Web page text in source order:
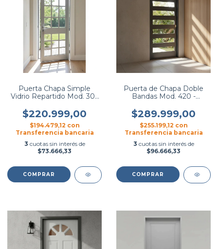
Puerta Chapa Simple
Vidrio Repartido Mod. 305
$220.999,00
$194.479,12 con
Transferencia bancaria
3 cuotas sin interés de
$73.666,33
COMPRAR
Puerta de Chapa Doble
Bandas Mod. 420 -
$289.999,00
$255.199,12 con
Transferencia bancaria
3 cuotas sin interés de
$96.666,33
COMPRAR